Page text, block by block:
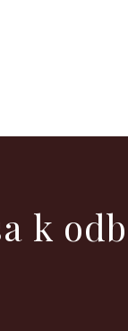
k